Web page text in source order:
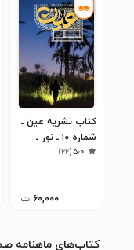
کتاب نشریه عین ـ
شماره ۱۰ ـ نور ـ
زمستان ۱۴۰۴
۵٫۰(۲۲)
۶۰,۰۰۰ ت
کتاب‌های ماهنامه